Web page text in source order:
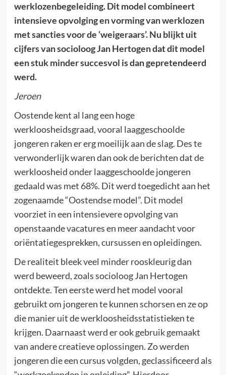
werklozenbegeleiding. Dit model combineert
intensieve opvolging en vorming van werklozen
met sancties voor de ‘weigeraars’. Nu blijkt uit
cijfers van socioloog Jan Hertogen dat dit model
een stuk minder succesvol is dan gepretendeerd
werd.
Jeroen
Oostende kent al lang een hoge
werkloosheidsgraad, vooral laaggeschoolde
jongeren raken er erg moeilijk aan de slag. Des te
verwonderlijk waren dan ook de berichten dat de
werkloosheid onder laaggeschoolde jongeren
gedaald was met 68%. Dit werd toegedicht aan het
zogenaamde “Oostendse model”. Dit model
voorziet in een intensievere opvolging van
openstaande vacatures en meer aandacht voor
oriëntatiegesprekken, cursussen en opleidingen.
De realiteit bleek veel minder rooskleurig dan
werd beweerd, zoals socioloog Jan Hertogen
ontdekte. Ten eerste werd het model vooral
gebruikt om jongeren te kunnen schorsen en ze op
die manier uit de werkloosheidsstatistieken te
krijgen. Daarnaast werd er ook gebruik gemaakt
van andere creatieve oplossingen. Zo werden
jongeren die een cursus volgden, geclassificeerd als